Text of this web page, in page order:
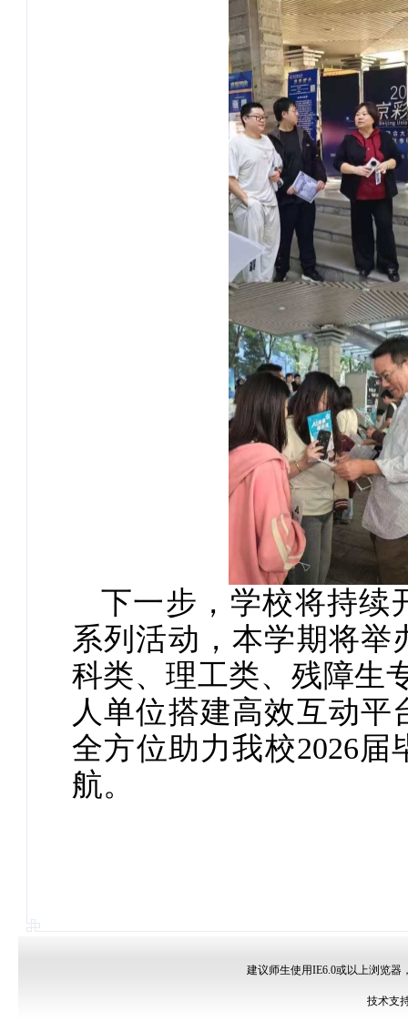
下一步，学校将持续
系列活动，本学期将举
科类、理工类、残障生
人单位搭建高效互动
全方位助力我校2026
航。
建议师生使用IE6.0或以上浏览器
技术支